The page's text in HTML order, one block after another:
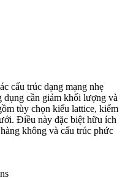
cấu trúc dạng mạng nhẹ
dụng cần giảm khối lượng và
tùy chọn kiểu lattice, kiểm
Điều này đặc biệt hữu ích
không và cấu trúc phức